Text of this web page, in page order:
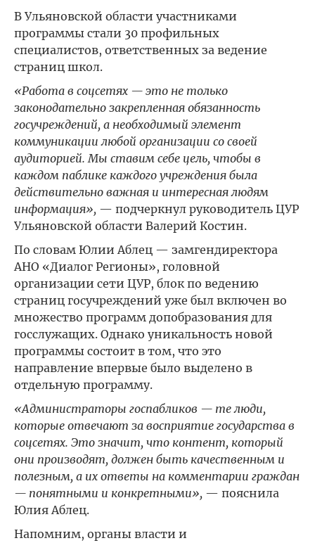
В Ульяновской области участниками
программы стали 30 профильных
специалистов, ответственных за ведение
страниц школ.
«Работа в соцсетях — это не только
законодательно закрепленная обязанность
госучреждений, а необходимый элемент
коммуникации любой организации со своей
аудиторией. Мы ставим себе цель, чтобы в
каждом паблике каждого учреждения была
действительно важная и интересная людям
информация», — подчеркнул руководитель ЦУР
Ульяновской области Валерий Костин.
По словам Юлии Аблец — замгендиректора
АНО «Диалог Регионы», головной
организации сети ЦУР, блок по ведению
страниц госучреждений уже был включен во
множество программ допобразования для
госслужащих. Однако уникальность новой
программы состоит в том, что это
направление впервые было выделено в
отдельную программу.
«Администраторы госпабликов — те люди,
которые отвечают за восприятие государства в
соцсетях. Это значит, что контент, который
они производят, должен быть качественным и
полезным, а их ответы на комментарии граждан
— понятными и конкретными», — пояснила
Юлия Аблец.
Напомним, органы власти и